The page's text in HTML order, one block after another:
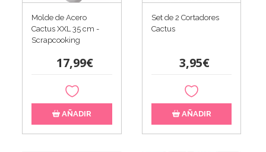
Molde de Acero
Cactus XXL 35 cm -
Scrapcooking
17,99€
AÑADIR
Set de 2 Cortadores
Cactus
3,95€
AÑADIR